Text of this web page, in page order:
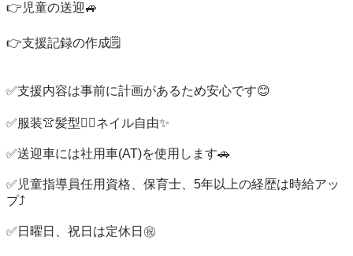
👉児童の送迎🚙
👉支援記録の作成🗒️
✅支援内容は事前に計画があるため安心です😊
✅服装👚髪型💇‍♀️ネイル自由✨
✅送迎車には社用車(AT)を使用します🚗
✅児童指導員任用資格、保育士、5年以上の経歴は時給アッ
プ⤴️
✅日曜日、祝日は定休日㊗️